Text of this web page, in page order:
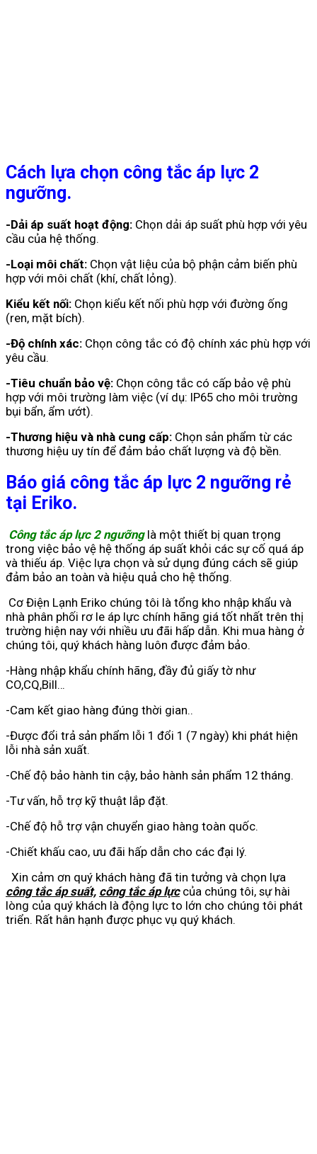
Cách lựa chọn công tắc áp lực 2
ngưỡng.
-Dải áp suất hoạt động: Chọn dải áp suất phù hợp với yêu
cầu của hệ thống.
-Loại môi chất: Chọn vật liệu của bộ phận cảm biến phù
hợp với môi chất (khí, chất lỏng).
Kiểu kết nối: Chọn kiểu kết nối phù hợp với đường ống
(ren, mặt bích).
-Độ chính xác: Chọn công tắc có độ chính xác phù hợp với
yêu cầu.
-Tiêu chuẩn bảo vệ: Chọn công tắc có cấp bảo vệ phù
hợp với môi trường làm việc (ví dụ: IP65 cho môi trường
bụi bẩn, ẩm ướt).
-Thương hiệu và nhà cung cấp: Chọn sản phẩm từ các
thương hiệu uy tín để đảm bảo chất lượng và độ bền.
Báo giá công tắc áp lực 2 ngưỡng rẻ
tại Eriko.
Công tắc áp lực 2 ngưỡnglà một thiết bị quan trọng
trong việc bảo vệ hệ thống áp suất khỏi các sự cố quá áp
và thiếu áp. Việc lựa chọn và sử dụng đúng cách sẽ giúp
đảm bảo an toàn và hiệu quả cho hệ thống.
Cơ Điện Lạnh Eriko chúng tôi là tổng kho nhập khẩu và
nhà phân phối rơ le áp lực chính hãng giá tốt nhất trên thị
trường hiện nay với nhiều ưu đãi hấp dẫn. Khi mua hàng ở
chúng tôi, quý khách hàng luôn được đảm bảo.
-Hàng nhập khẩu chính hãng, đầy đủ giấy tờ như
CO,CQ,Bill…
-Cam kết giao hàng đúng thời gian..
-Được đổi trả sản phẩm lỗi 1 đổi 1 (7 ngày) khi phát hiện
lỗi nhà sản xuất.
-Chế độ bảo hành tin cậy, bảo hành sản phẩm 12 tháng.
-Tư vấn, hỗ trợ kỹ thuật lắp đặt.
-Chế độ hỗ trợ vận chuyển giao hàng toàn quốc.
-Chiết khấu cao, ưu đãi hấp dẫn cho các đại lý.
Xin cảm ơn quý khách hàng đã tin tưởng và chọn lựa
công tắc áp suất, công tắc áp lựccủa chúng tôi, sự hài
lòng của quý khách là động lực to lớn cho chúng tôi phát
triển. Rất hân hạnh được phục vụ quý khách.